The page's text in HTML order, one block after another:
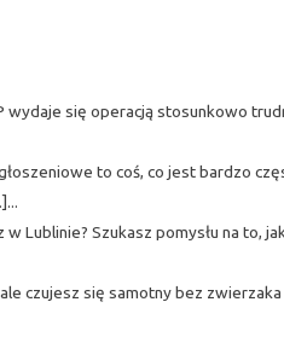
wydaje się operacją stosunkowo
to coś, co jest bardzo
Lublinie? Szukasz pomysłu na to,
czujesz się samotny bez